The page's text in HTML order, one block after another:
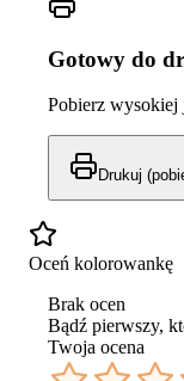
Gotowy do
Pobierz
Drukuj
Oceń kolorowankę
Brak ocen
Bądź pierwszy,
Twoja ocena